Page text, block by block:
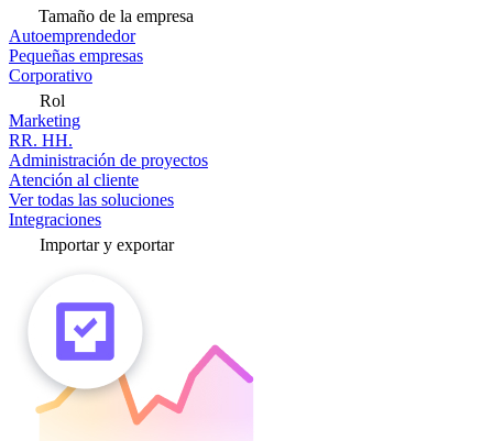
Tamaño de la empresa
Autoemprendedor
Pequeñas empresas
Corporativo
Rol
Marketing
RR. HH.
Administración de proyectos
Atención al cliente
Ver todas las soluciones
Integraciones
Importar y exportar